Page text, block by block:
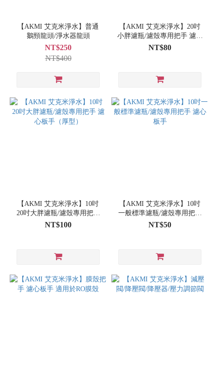
【AKMI 艾克米淨水】普通
鵝頸龍頭/淨水器龍頭
NT$250
NT$400
【AKMI 艾克米淨水】20吋
小胖濾瓶/濾殼專用把手 濾心
板手
NT$80
【AKMI 艾克米淨水】10吋
20吋大胖濾瓶/濾殼專用把手
濾心板手（厚型）
NT$100
【AKMI 艾克米淨水】10吋
一般標準濾瓶/濾殼專用把手
濾心板手
NT$50